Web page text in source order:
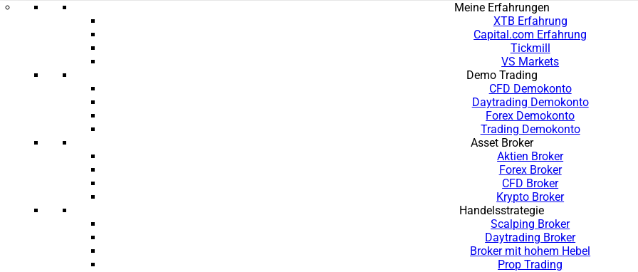
Meine Erfahrungen
XTB Erfahrung
Capital.com Erfahrung
Tickmill
VS Markets
Demo Trading
CFD Demokonto
Daytrading Demokonto
Forex Demokonto
Trading Demokonto
Asset Broker
Aktien Broker
Forex Broker
CFD Broker
Krypto Broker
Handelsstrategie
Scalping Broker
Daytrading Broker
Broker mit hohem Hebel
Prop Trading